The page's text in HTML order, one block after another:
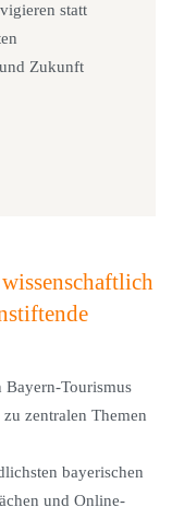
statt
Zukunft
Tourismus
zentralen Themen
bayerischen
und Online-